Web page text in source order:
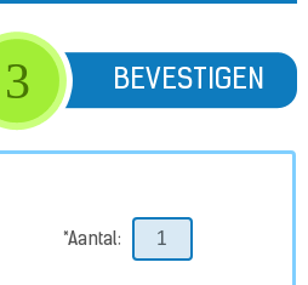
3 BEVESTIGEN
*Aantal: